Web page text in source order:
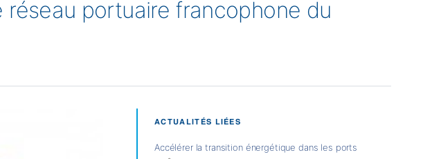
portuaire francophone du
ACTUALITÉS LIÉES
Accélérer la transition énergétique dans les ports